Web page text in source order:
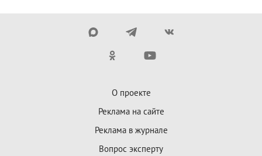
О проекте
Реклама на сайте
Реклама в журнале
Вопрос эксперту